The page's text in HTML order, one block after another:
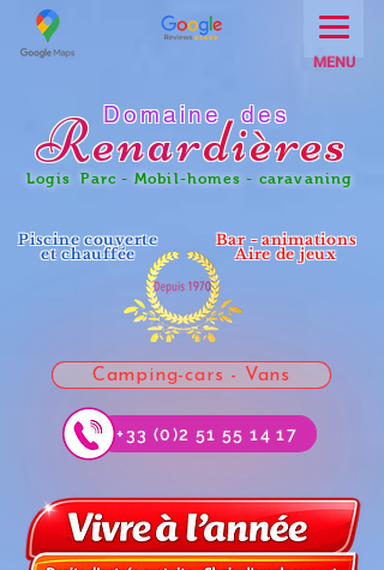
MENU
Domaine des
Renardières
Parc - Mobil-homes - caravaning
Piscine couverte
et chauffée
Bar - animations
Aire de jeux
Camping-cars - Vans
+33 (0)2 51 55 14 17